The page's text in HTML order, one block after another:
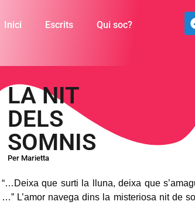
Inici Escrits Qui soc?
LA NIT
DELS
SOMNIS
Per Marietta
“…Deixa que surti la lluna, deixa que
…” L’amor navega dins la misteriosa nit de